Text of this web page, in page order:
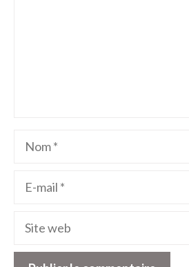
Nom
Site